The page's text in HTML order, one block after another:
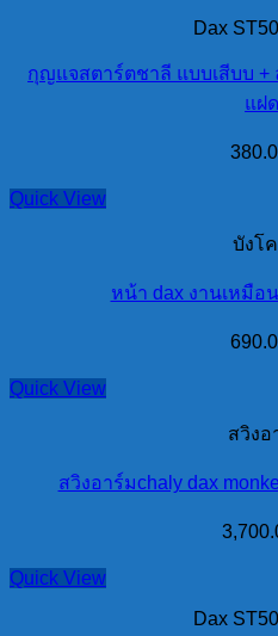
Dax
กุญแจสตาร์ตชาลี แบบเสีบบ
แฝ
Quick View
บังโ
หน้า dax งานเหมือ
Quick View
สวิงอ
สวิงอาร์มchaly dax
Quick View
Dax